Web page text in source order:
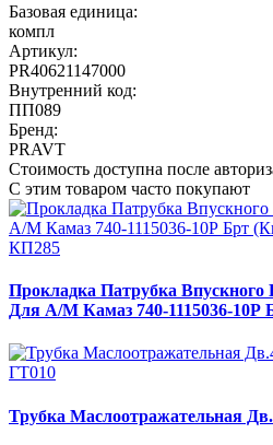
Базовая единица:
компл
Артикул:
PR40621147000
Внутренний код:
ПП089
Бренд:
PRAVT
Стоимость доступна после
С этим товаром часто покупают
КП285
Прокладка Патрубка Впускного
Для А/М Камаз 740-1115036-10Р
ГТ010
Трубка Маслоотражательная